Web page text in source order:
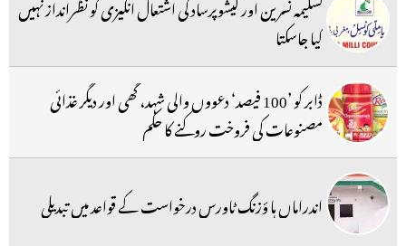
کیا جاسکتا
ڈابر کو ’100 فیصد‘ دعووں والی شہد، گھی اور دیگر غذائی
مصنوعات کی فروخت روکنے کا حکم
اندراماں ہا ؤزنگ ٹاورس درخواست کے قواعد میں تبدیلی